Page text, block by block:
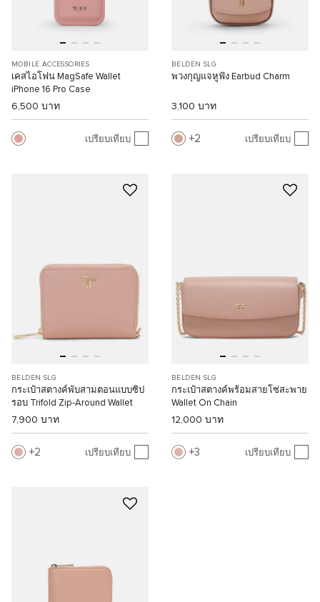
MOBILE ACCESSORIES
เคสไอโฟน MagSafe Wallet
iPhone 16 Pro Case
6,500 บาท
เปรียบเทียบ
BELDEN SLG
พวงกุญแจหูฟัง Earbud Charm
3,100 บาท
2 เปรียบเทียบ
BELDEN SLG
กระเป๋าสตางค์พับสามตอนแบบซิป
รอบ Trifold Zip-Around Wallet
7,900 บาท
2 เปรียบเทียบ
BELDEN SLG
กระเป๋าสตางค์พร้อมสายโซ่สะพาย
Wallet On Chain
12,000 บาท
3 เปรียบเทียบ